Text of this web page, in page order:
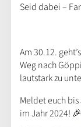
Seid dabei –
Am 30.12.
Weg nach
lautstark zu
Meldet euch
im Jahr 2024! 🎉